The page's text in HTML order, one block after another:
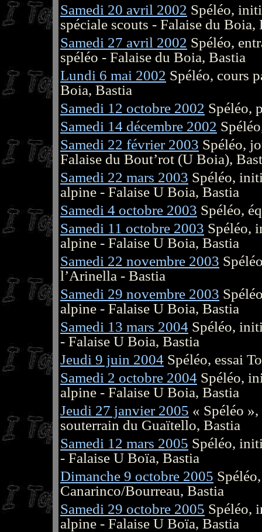
Samedi 20 avril 2002 Spéléo,
spéciale scouts - Falaise du Boia,
Samedi 27 avril 2002 Spéléo,
spéléo - Falaise du Boia, Bastia
Lundi 6 mai 2002 Spéléo, cours
Boia, Bastia
Samedi 12 octobre 2002 Spéléo,
Samedi 14 décembre 2002
Samedi 22 février 2003 Spéléo,
Falaise du Bout’rot (U Boia),
Samedi 22 mars 2003 Spéléo,
alpine - Falaise U Boia, Bastia
Samedi 4 octobre 2003 Spéléo,
Samedi 11 octobre 2003 Spéléo,
alpine - Falaise U Boia, Bastia
Samedi 22 novembre 2003
l’Arinella - Bastia
Samedi 29 novembre 2003
alpine - Falaise U Boia, Bastia
Samedi 13 mars 2004 Spéléo,
- Falaise U Boia, Bastia
Jeudi 9 juin 2004 Spéléo, essai
Samedi 2 octobre 2004 Spéléo,
alpine - Falaise U Boia, Bastia
Jeudi 27 janvier 2005 « Spéléo
souterrain du Guaïtello, Bastia
Samedi 12 mars 2005 Spéléo,
- Falaise U Boïa, Bastia
Dimanche 9 octobre 2005
Canarinco/Bourreau, Bastia
Samedi 29 octobre 2005 Spéléo,
alpine - Falaise U Boïa, Bastia